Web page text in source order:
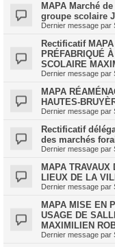
MAPA Marché
groupe scolaire
Dernier message par
Rectificatif
PRÉFABRIQUÉ
SCOLAIRE
Dernier message par
MAPA
HAUTES-
Dernier message par
Rectificatif
des marchés
Dernier message par
MAPA TRAVAUX
LIEUX DE LA
Dernier message par
MAPA MISE EN
USAGE DE
MAXIMILIEN
Dernier message par